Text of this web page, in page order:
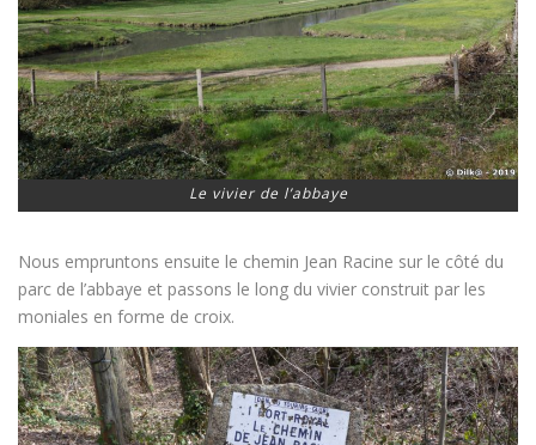
Le vivier de l’abbaye
Nous empruntons ensuite le chemin Jean Racine sur le côté du
parc de l’abbaye et passons le long du vivier construit par les
moniales en forme de croix.